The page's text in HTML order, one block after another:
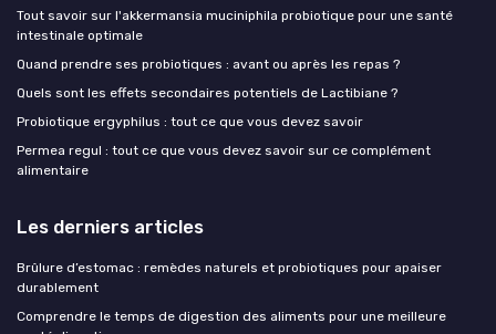
Tout savoir sur l'akkermansia muciniphila probiotique pour une santé
intestinale optimale
Quand prendre ses probiotiques : avant ou après les repas ?
Quels sont les effets secondaires potentiels de Lactibiane ?
Probiotique ergyphilus : tout ce que vous devez savoir
Permea regul : tout ce que vous devez savoir sur ce complément
alimentaire
Les derniers articles
Brûlure d’estomac : remèdes naturels et probiotiques pour apaiser
durablement
Comprendre le temps de digestion des aliments pour une meilleure